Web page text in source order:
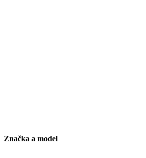
Značka a model